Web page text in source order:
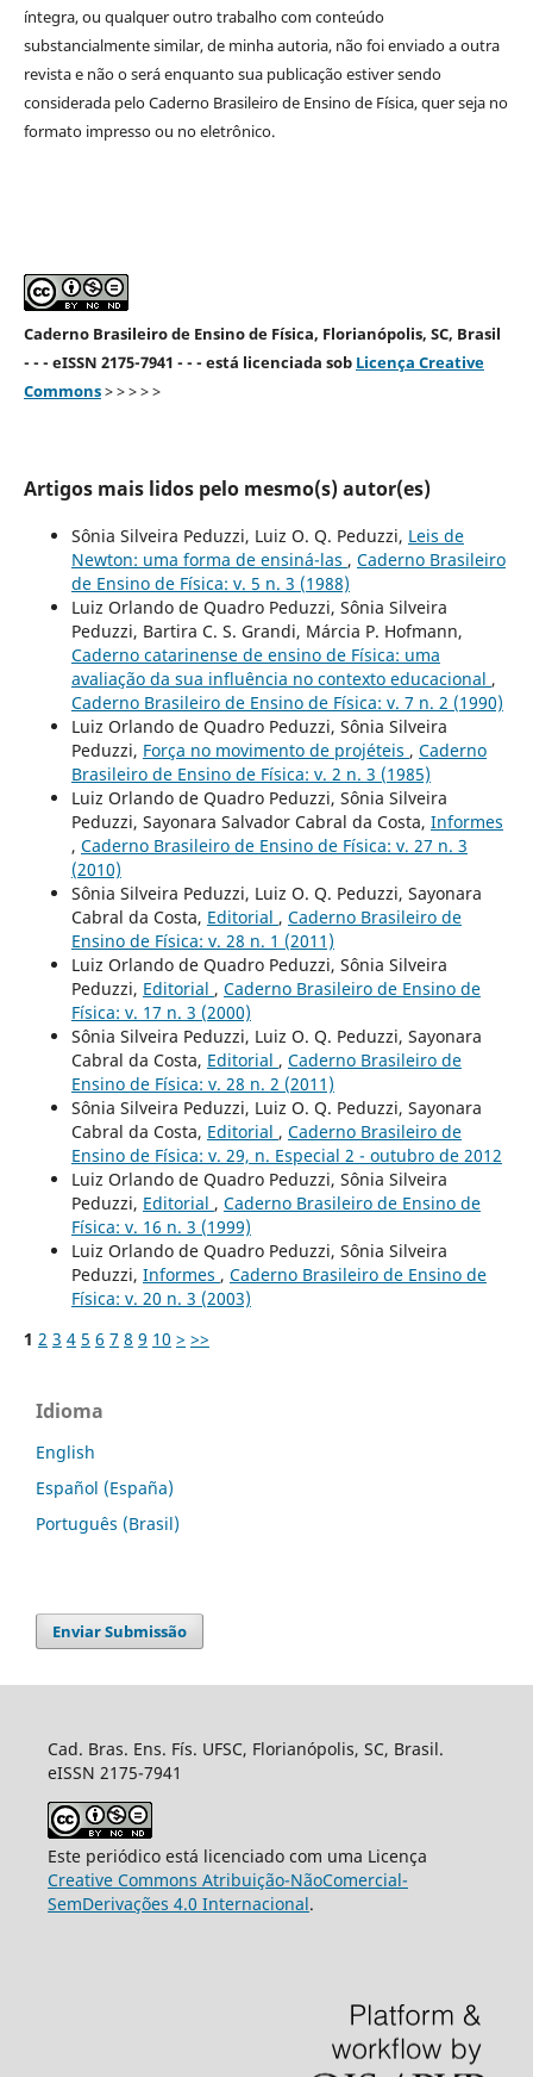
íntegra, ou qualquer outro trabalho com conteúdo
substancialmente similar, de minha autoria, não foi enviado a outra
revista e não o será enquanto sua publicação estiver sendo
considerada pelo Caderno Brasileiro de Ensino de Física, quer seja no
formato impresso ou no eletrônico.
Caderno Brasileiro de Ensino de Física, Florianópolis, SC, Brasil
- - - eISSN 2175-7941 - - - está licenciada sob Licença Creative
Commons> > > > >
Artigos mais lidos pelo mesmo(s) autor(es)
Sônia Silveira Peduzzi, Luiz O. Q. Peduzzi, Leis de
Newton: uma forma de ensiná-las , Caderno Brasileiro
de Ensino de Física: v. 5 n. 3 (1988)
Luiz Orlando de Quadro Peduzzi, Sônia Silveira
Peduzzi, Bartira C. S. Grandi, Márcia P. Hofmann,
Caderno catarinense de ensino de Física: uma
avaliação da sua influência no contexto educacional ,
Caderno Brasileiro de Ensino de Física: v. 7 n. 2 (1990)
Luiz Orlando de Quadro Peduzzi, Sônia Silveira
Peduzzi, Força no movimento de projéteis , Caderno
Brasileiro de Ensino de Física: v. 2 n. 3 (1985)
Luiz Orlando de Quadro Peduzzi, Sônia Silveira
Peduzzi, Sayonara Salvador Cabral da Costa, Informes
, Caderno Brasileiro de Ensino de Física: v. 27 n. 3
(2010)
Sônia Silveira Peduzzi, Luiz O. Q. Peduzzi, Sayonara
Cabral da Costa, Editorial , Caderno Brasileiro de
Ensino de Física: v. 28 n. 1 (2011)
Luiz Orlando de Quadro Peduzzi, Sônia Silveira
Peduzzi, Editorial , Caderno Brasileiro de Ensino de
Física: v. 17 n. 3 (2000)
Sônia Silveira Peduzzi, Luiz O. Q. Peduzzi, Sayonara
Cabral da Costa, Editorial , Caderno Brasileiro de
Ensino de Física: v. 28 n. 2 (2011)
Sônia Silveira Peduzzi, Luiz O. Q. Peduzzi, Sayonara
Cabral da Costa, Editorial , Caderno Brasileiro de
Ensino de Física: v. 29, n. Especial 2 - outubro de 2012
Luiz Orlando de Quadro Peduzzi, Sônia Silveira
Peduzzi, Editorial , Caderno Brasileiro de Ensino de
Física: v. 16 n. 3 (1999)
Luiz Orlando de Quadro Peduzzi, Sônia Silveira
Peduzzi, Informes , Caderno Brasileiro de Ensino de
Física: v. 20 n. 3 (2003)
1 2 3 4 5 6 7 8 9 10 > >>
Idioma
English
Español (España)
Português (Brasil)
Enviar Submissão
Cad. Bras. Ens. Fís. UFSC, Florianópolis, SC, Brasil.
eISSN 2175-7941
Este periódico está licenciado com uma Licença
Creative Commons Atribuição-NãoComercial-
SemDerivações 4.0 Internacional.